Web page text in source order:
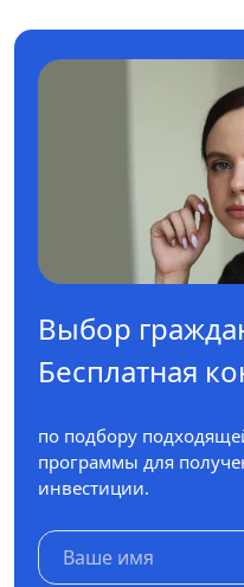
Выбор
Бесплатная
по подбору
программы для
инвестиции.